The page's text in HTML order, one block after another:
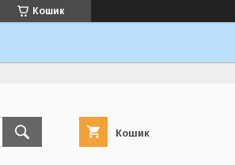
Кошик
Кошик